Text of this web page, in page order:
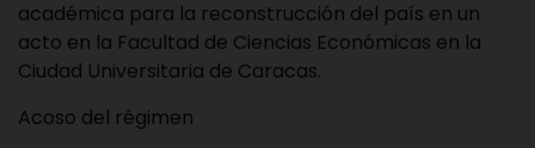
académica para la reconstrucción del país en un
acto en la Facultad de Ciencias Económicas en la
Ciudad Universitaria de Caracas.
Acoso del régimen